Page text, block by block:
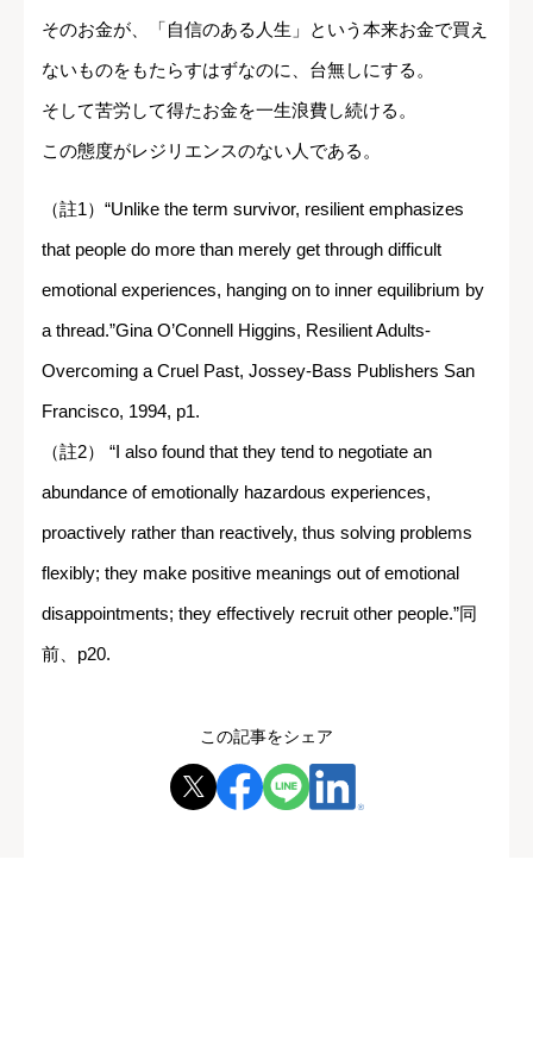
そのお金が、「自信のある人生」という本来お金で買え
ないものをもたらすはずなのに、台無しにする。
そして苦労して得たお金を一生浪費し続ける。
この態度がレジリエンスのない人である。
（註1）“Unlike the term survivor, resilient emphasizes
that people do more than merely get through difficult
emotional experiences, hanging on to inner equilibrium by
a thread.”Gina O’Connell Higgins, Resilient Adults-
Overcoming a Cruel Past, Jossey-Bass Publishers San
Francisco, 1994, p1.
（註2） “I also found that they tend to negotiate an
abundance of emotionally hazardous experiences,
proactively rather than reactively, thus solving problems
flexibly; they make positive meanings out of emotional
disappointments; they effectively recruit other people.”同
前、p20.
この記事をシェア